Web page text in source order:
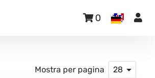
0
Mostra per pagina 28